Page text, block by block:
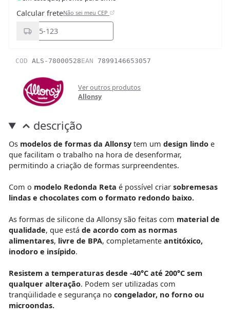
Calcular freteNão sei meu CEP
COD ALS-78000528EAN 7899146653057
Ver outros produtos
Allonsy
descrição
Os modelos de formas da Allonsytem um design lindoe
que facilitam o trabalho na hora de desenformar,
permitindo a criação de formas surpreendentes.
Com o modelo Redonda Reta é possível criar sobremesas
lindas e chocolates com o formato redondo baixo.
As formas de silicone da Allonsy são feitas com material de
qualidade, que está de acordo com as normas
alimentares, livre de BPA, completamente antitóxico,
inodoro e insípido.
Resistem a temperaturas desde -40°C até 200°C sem
qualquer alteração. Podem ser utilizadas com
tranqüilidade e segurança no congelador, no forno ou
microondas.